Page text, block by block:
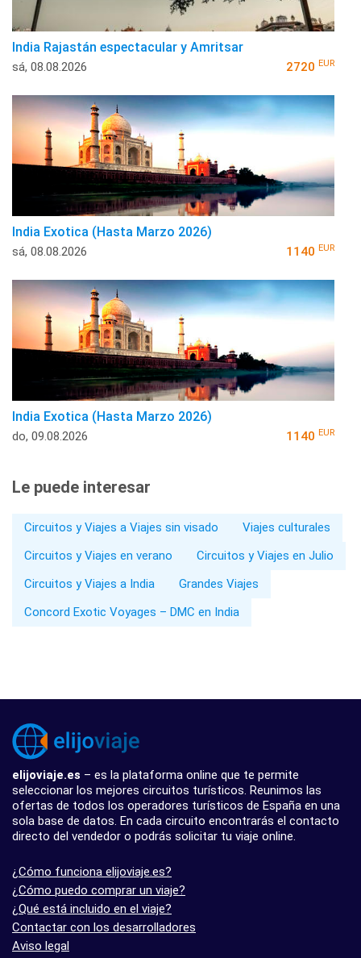
India Rajastán espectacular y Amritsar
sá, 08.08.2026 2720 EUR
India Exotica (Hasta Marzo 2026)
sá, 08.08.2026 1140 EUR
India Exotica (Hasta Marzo 2026)
do, 09.08.2026 1140 EUR
Le puede interesar
Circuitos y Viajes a Viajes sin visado
Viajes culturales
Circuitos y Viajes en verano
Circuitos y Viajes en Julio
Circuitos y Viajes a India
Grandes Viajes
Concord Exotic Voyages – DMC en India
elijoviaje.es – es la plataforma online que te permite
seleccionar los mejores circuitos turísticos. Reunimos las
ofertas de todos los operadores turísticos de España en una
sola base de datos. En cada circuito encontrarás el contacto
directo del vendedor o podrás solicitar tu viaje online.
¿Cómo funciona elijoviaje.es?
¿Cómo puedo comprar un viaje?
¿Qué está incluido en el viaje?
Contactar con los desarrolladores
Aviso legal